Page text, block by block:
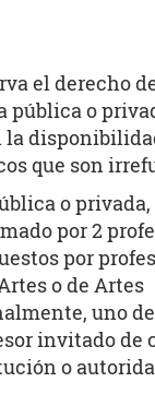
el derecho
pública o
que son
o
por 2
por
o de Artes
uno
invitado de
o